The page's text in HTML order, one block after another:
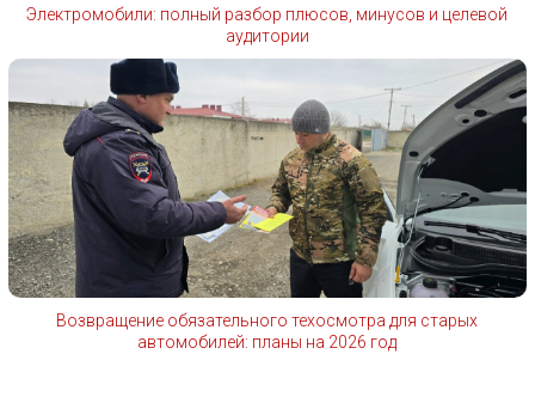
Электромобили: полный разбор плюсов, минусов и целевой
аудитории
Возвращение обязательного техосмотра для старых
автомобилей: планы на 2026 год